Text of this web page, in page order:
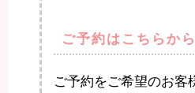
ご予約はこちらから
ご予約をご希望のお客